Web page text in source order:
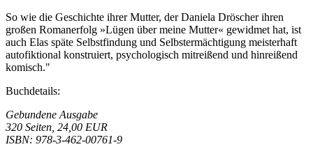
So wie die Geschichte ihrer Mutter, der Daniela Dröscher ihren
großen Romanerfolg »Lügen über meine Mutter« gewidmet hat, ist
auch Elas späte Selbstfindung und Selbstermächtigung meisterhaft
autofiktional konstruiert, psychologisch mitreißend und hinreißend
komisch."
Buchdetails:
Gebundene Ausgabe
320 Seiten, 24,00 EUR
ISBN: 978-3-462-00761-9